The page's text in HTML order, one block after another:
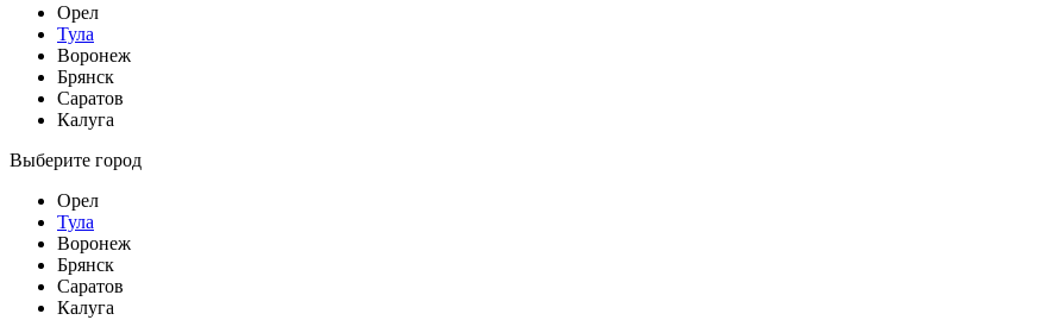
Орел
Тула
Воронеж
Брянск
Саратов
Калуга
Выберите город
Орел
Тула
Воронеж
Брянск
Саратов
Калуга